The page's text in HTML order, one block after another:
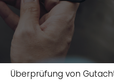
Überprüfung von